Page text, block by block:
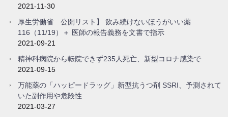
2021-11-30
厚生労働省 公開リスト】 飲み続けないほうがいい薬
116（11/19）＋ 医師の報告義務を文書で指示
2021-09-21
精神科病院から転院できず235人死亡、新型コロナ感染で
2021-09-15
万能薬の「ハッピードラッグ」新型抗うつ剤 SSRI、予測されて
いた副作用や危険性
2021-03-27